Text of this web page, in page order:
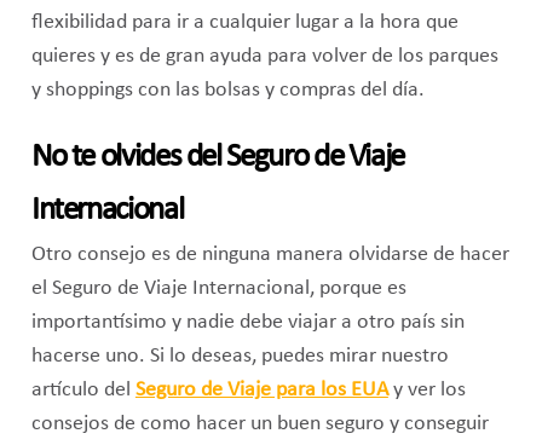
flexibilidad para ir a cualquier lugar a la hora que
quieres y es de gran ayuda para volver de los parques
y shoppings con las bolsas y compras del día.
No te olvides del Seguro de Viaje
Internacional
Otro consejo es de ninguna manera olvidarse de hacer
el Seguro de Viaje Internacional, porque es
importantísimo y nadie debe viajar a otro país sin
hacerse uno. Si lo deseas, puedes mirar nuestro
artículo del Seguro de Viaje para los EUAy ver los
consejos de como hacer un buen seguro y conseguir